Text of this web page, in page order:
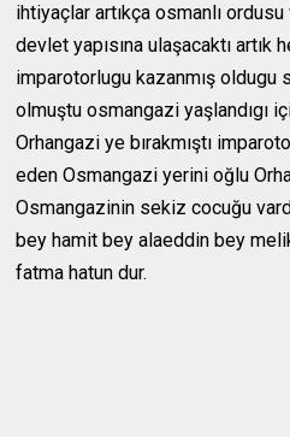
ihtiyaçlar artıkça osmanlı
devlet yapısına ulaşacaktı artık
imparotorlugu kazanmış oldugu
olmuştu osmangazi yaşlandıgı
Orhangazi ye bırakmıştı
eden Osmangazi yerini oğlu
Osmangazinin sekiz cocuğu
bey hamit bey alaeddin bey
fatma hatun dur.